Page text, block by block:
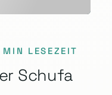
LESEZEIT
Schufa